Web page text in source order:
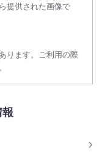
提供された画像で
ります。ご利用の際